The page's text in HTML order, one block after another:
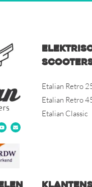
Etalian Retro
Etalian Retro
Etalian Classic